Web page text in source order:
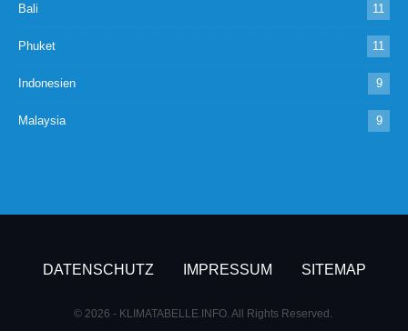
Bali 11
Phuket 11
Indonesien 9
Malaysia 9
DATENSCHUTZ IMPRESSUM SITEMAP
© 2026 - KLIMATABELLE.INFO. All Rights Reserved.